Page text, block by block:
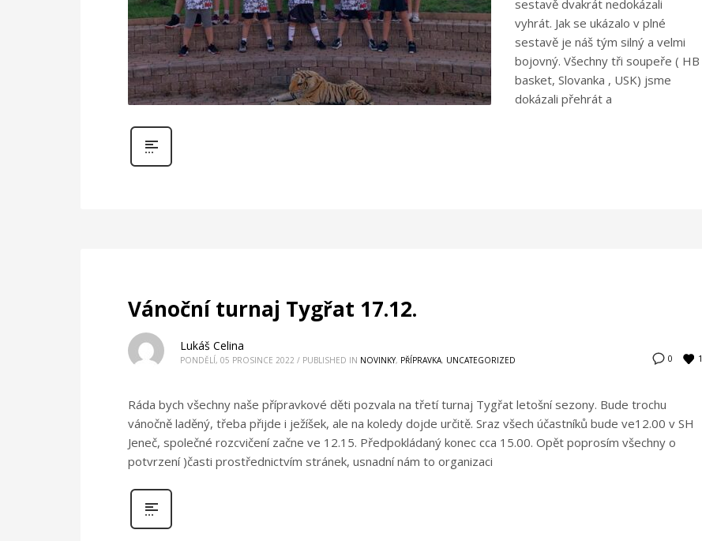
sestavě dvakrát nedokázali
vyhrát. Jak se ukázalo v plné
sestavě je náš tým silný a velmi
bojovný. Všechny tři soupeře ( HB
basket, Slovanka , USK) jsme
dokázali přehrát a
Vánoční turnaj Tygřat 17.12.
0 1
Lukáš Celina
PONDĚLÍ, 05 PROSINCE 2022 / PUBLISHED IN NOVINKY, PŘÍPRAVKA, UNCATEGORIZED
Ráda bych všechny naše přípravkové děti pozvala na třetí turnaj Tygřat letošní sezony. Bude trochu
vánočně laděný, třeba přijde i ježíšek, ale na koledy dojde určitě. Sraz všech účastníků bude ve12.00 v SH
Jeneč, společné rozcvičení začne ve 12.15. Předpokládaný konec cca 15.00. Opět poprosím všechny o
potvrzení )časti prostřednictvím stránek, usnadní nám to organizaci